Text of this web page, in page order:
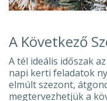
A Következő
A tél ideális időszak
napi kerti feladatok
elmúlt szezont,
megtervezhetjük a